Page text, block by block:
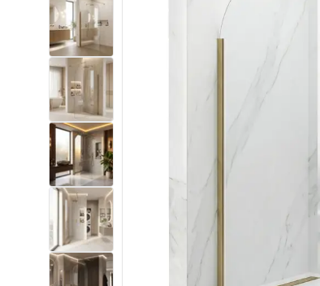
Bases de duche de casa de banho
Sumidouros de duche
Sanitas, lavatórios
Lava-louças e lavatórios de casa
de banho
Cabinas de duche de casa de
banho